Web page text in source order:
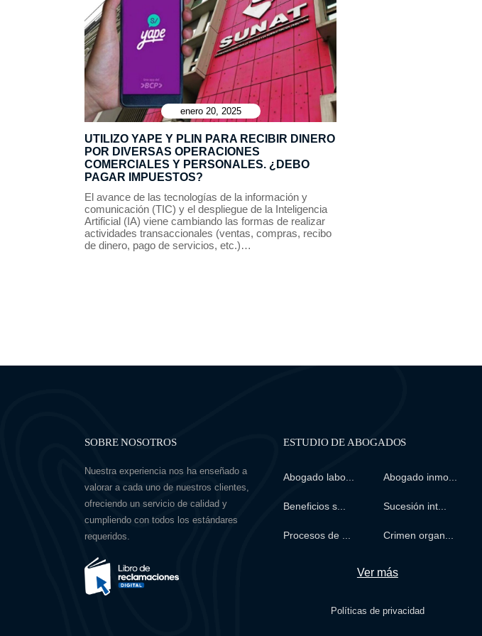
enero 20, 2025
UTILIZO YAPE Y PLIN PARA RECIBIR DINERO
POR DIVERSAS OPERACIONES
COMERCIALES Y PERSONALES. ¿DEBO
PAGAR IMPUESTOS?
El avance de las tecnologías de la información y
comunicación (TIC) y el despliegue de la Inteligencia
Artificial (IA) viene cambiando las formas de realizar
actividades transaccionales (ventas, compras, recibo
de dinero, pago de servicios, etc.)…
SOBRE NOSOTROS
Nuestra experiencia nos ha enseñado a
valorar a cada uno de nuestros clientes,
ofreciendo un servicio de calidad y
cumpliendo con todos los estándares
requeridos.
ESTUDIO DE ABOGADOS
Abogado labo... Abogado inmo...
Beneficios s... Sucesión int...
Procesos de ... Crimen organ...
Ver más
Políticas de privacidad